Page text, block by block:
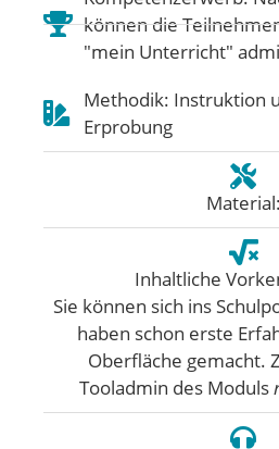
können die
"mein Unterricht"
Methodik: Instruktion
Erprobung
Material:
Inhaltliche
Sie können sich ins
haben schon erste
Oberfläche gemacht.
Tooladmin des Moduls